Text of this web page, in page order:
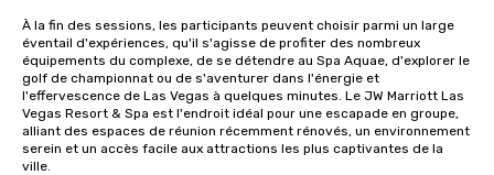
À la fin des sessions, les participants peuvent choisir parmi un large
éventail d'expériences, qu'il s'agisse de profiter des nombreux
équipements du complexe, de se détendre au Spa Aquae, d'explorer le
golf de championnat ou de s'aventurer dans l'énergie et
l'effervescence de Las Vegas à quelques minutes. Le JW Marriott Las
Vegas Resort & Spa est l'endroit idéal pour une escapade en groupe,
alliant des espaces de réunion récemment rénovés, un environnement
serein et un accès facile aux attractions les plus captivantes de la
ville.